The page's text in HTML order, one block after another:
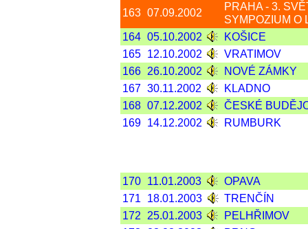
163 07.09.2002
PRAHA - 3.
SYMPOZIUM O
164 05.10.2002
KOŠICE
165 12.10.2002
VRATIMOV
166 26.10.2002
NOVÉ ZÁMKY
167 30.11.2002
KLADNO
168 07.12.2002
ČESKÉ
169 14.12.2002 RUMBURK
170 11.01.2003
OPAVA
171
18.01.2003
TRENČÍN
172
25.01.2003
PELHŘIMOV